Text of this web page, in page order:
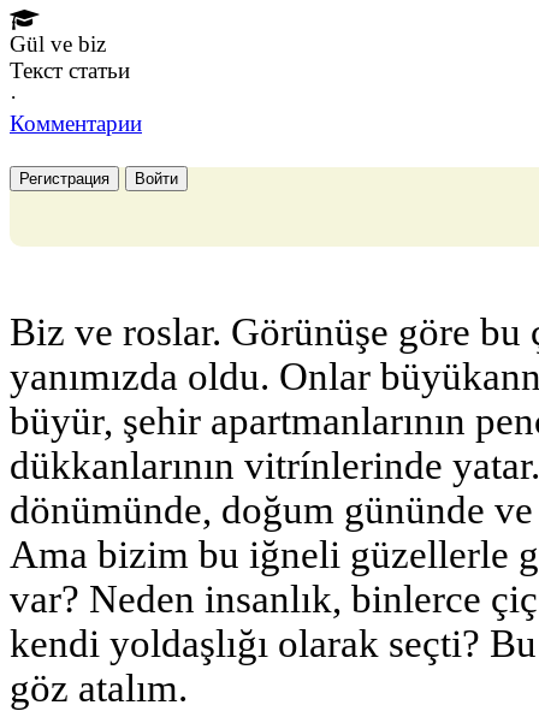
Gül ve biz
Текст статьи
·
Комментарии
Регистрация Войти
Biz ve roslar. Görünüşe göre bu
yanımızda oldu. Onlar
büyür, şehir apartmanlarının
dükkanlarının vitrínlerinde
dönümünde, doğum gününde
Ama bizim bu iğneli güzellerle
var? Neden insanlık, binlerce
kendi yoldaşlığı olarak seçti?
göz atalım.